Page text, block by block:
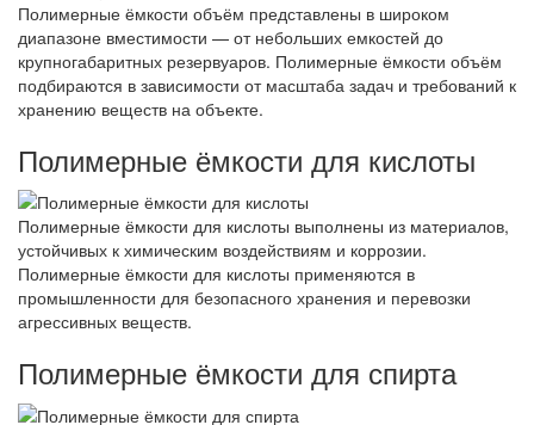
Полимерные ёмкости объём представлены в широком
диапазоне вместимости — от небольших емкостей до
крупногабаритных резервуаров. Полимерные ёмкости объём
подбираются в зависимости от масштаба задач и требований к
хранению веществ на объекте.
Полимерные ёмкости для кислоты
Полимерные ёмкости для кислоты выполнены из материалов,
устойчивых к химическим воздействиям и коррозии.
Полимерные ёмкости для кислоты применяются в
промышленности для безопасного хранения и перевозки
агрессивных веществ.
Полимерные ёмкости для спирта